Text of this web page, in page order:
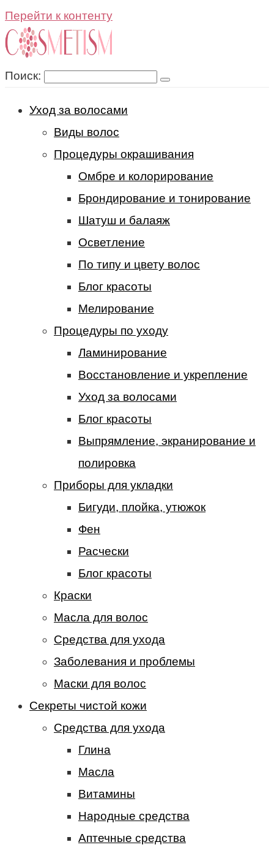
Перейти к контенту
Поиск:
Уход за волосами
Виды волос
Процедуры окрашивания
Омбре и колорирование
Брондирование и тонирование
Шатуш и балаяж
Осветление
По типу и цвету волос
Блог красоты
Мелирование
Процедуры по уходу
Ламинирование
Восстановление и укрепление
Уход за волосами
Блог красоты
Выпрямление, экранирование и
полировка
Приборы для укладки
Бигуди, плойка, утюжок
Фен
Расчески
Блог красоты
Краски
Масла для волос
Средства для ухода
Заболевания и проблемы
Маски для волос
Секреты чистой кожи
Средства для ухода
Глина
Масла
Витамины
Народные средства
Аптечные средства